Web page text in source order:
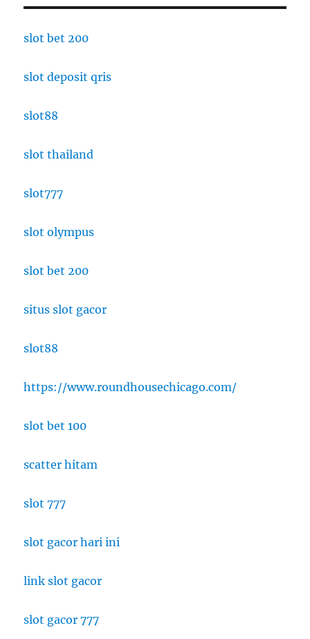
slot bet 200
slot deposit qris
slot88
slot thailand
slot777
slot olympus
slot bet 200
situs slot gacor
slot88
https://www.roundhousechicago.com/
slot bet 100
scatter hitam
slot 777
slot gacor hari ini
link slot gacor
slot gacor 777